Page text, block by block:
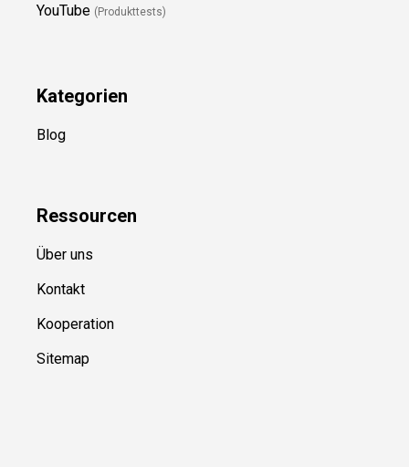
YouTube (Produkttests)
Kategorien
Blog
Ressourcen
Über uns
Kontakt
Kooperation
Sitemap